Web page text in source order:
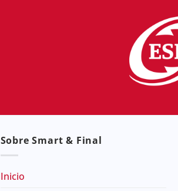
Sobre Smart & Final
Inicio